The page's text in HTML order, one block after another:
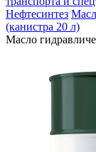
Нефтесинтез
(канистра 20 л)
Масло